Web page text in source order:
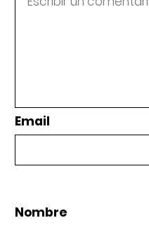
Email
Nombre